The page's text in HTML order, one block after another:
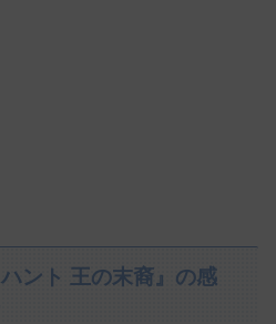
ント 王の末裔』の感